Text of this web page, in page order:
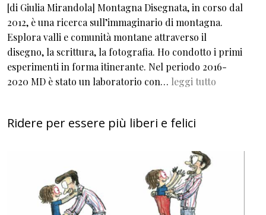
[di Giulia Mirandola] Montagna Disegnata, in corso dal
2012, è una ricerca sull’immaginario di montagna.
Esplora valli e comunità montane attraverso il
disegno, la scrittura, la fotografia. Ho condotto i primi
esperimenti in forma itinerante. Nel periodo 2016-
2020 MD è stato un laboratorio con… leggi tutto
Ridere per essere più liberi e felici